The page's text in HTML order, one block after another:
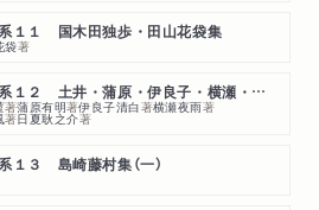
１１ 国木田独歩・田山花袋集
袋著
現代日本文学大系１２ 土井・蒲原・伊良子・横瀬・河井・三木他
著蒲原有明著伊良子清白著横瀬夜雨著
著日夏耿之介著
１３ 島崎藤村集（一）